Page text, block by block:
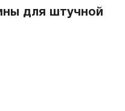
для штучной